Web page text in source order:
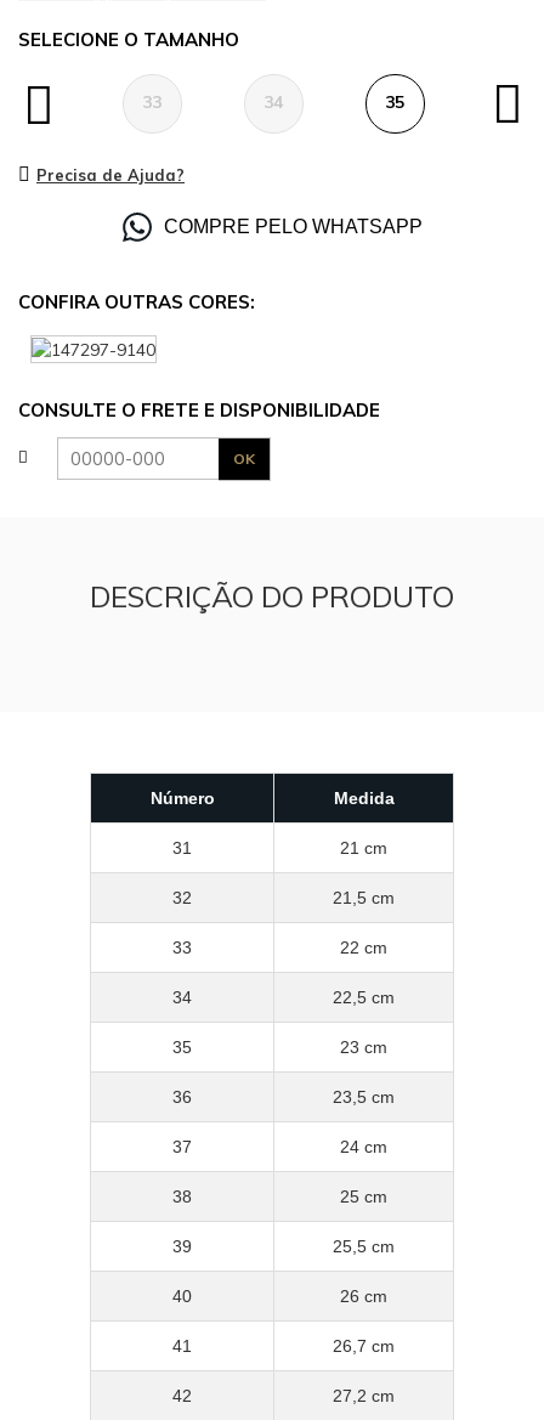
TAMANHO
33 34 35
Precisa de Ajuda?
COMPRE PELO WHATSAPP
CONFIRA OUTRAS CORES:
CONSULTE O FRETE E DISPONIBILIDADE
DESCRIÇÃO DO PRODUTO
Número Medida
31 21 cm
32 21,5 cm
33 22 cm
34 22,5 cm
35 23 cm
36 23,5 cm
37 24 cm
38 25 cm
39 25,5 cm
40 26 cm
41 26,7 cm
42 27,2 cm